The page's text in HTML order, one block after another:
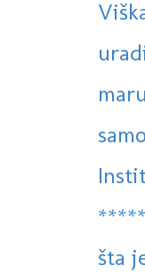
*****
šta